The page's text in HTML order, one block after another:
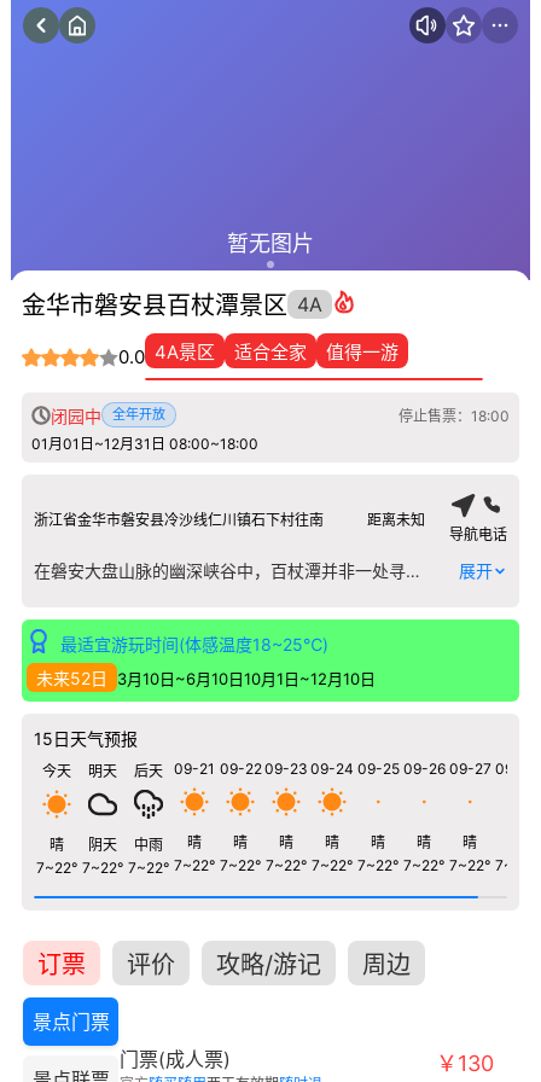
暂无图片
金华市磐安县百杖潭景区 4A
0.0 4A景区 适合全家 值得一游
闭园中 全年开放
停止售票：18:00
01月01日~12月31日 08:00~18:00
浙江省金华市磐安县冷沙线仁川镇石下村往南
距离未知
导航电话
在磐安大盘山脉的幽深峡谷中，百杖潭并非一处寻常的瀑布水潭。它的名字与一段沉重的历史紧密相连——南宋抗金名将岳飞部将、当地乡贤陈橐，因力主抗金、反对议和，在此被奸臣杖责一百，血染清潭，“百杖潭”由此得名，成为气节与悲怆的永恒象征。 景区以三叠瀑布为核心，但最动人的并非仅是飞瀑成虹、潭碧如翡的自然景致。沿古道拾级而上，您行走的路径仿佛与历史的足迹重叠。这里的一石一水，都浸染着“武死战，文死谏”的士人风骨。作为一处承载着明确历史记忆与精神价值的古迹，百杖潭将壮丽的浙中山水，化作了民族正气与家国情怀的具象丰碑。它邀请每一位来访者，在感受山水清音的同时，聆听那穿越千年、依然激荡的回响。 展开
最适宜游玩时间(体感温度18~25℃)
未来52日
3月10日~6月10日10月1日~12月10日
15日天气预报
今天
晴
7~22°
明天
阴天
7~22°
后天
中雨
7~22°
09-21
晴
7~22°
09-22
晴
7~22°
09-23
晴
7~22°
09-24
晴
7~22°
09-25
晴
7~22°
09-26
晴
7~22°
09-27
晴
7~22°
09-28
7~22°
订票 评价 攻略/游记 周边
景点门票
门票(成人票) ￥130